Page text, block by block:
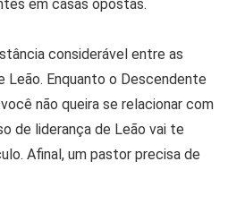
em casas opostas.
considerável entre as
Leão. Enquanto o Descendente
não queira se relacionar com
de liderança de Leão vai te
Afinal, um pastor precisa de